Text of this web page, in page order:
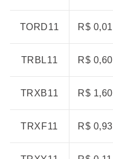
TORD11 R$ 0,01
TRBL11 R$ 0,60
TRXB11 R$ 1,60
TRXF11 R$ 0,93